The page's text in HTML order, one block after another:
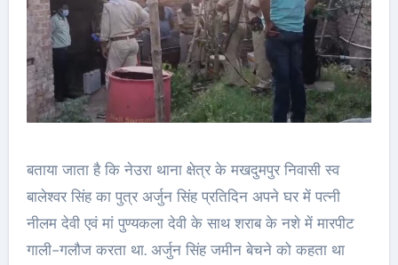
बताया जाता है कि नेउरा थाना क्षेत्र के मखदुमपुर निवासी स्व
बालेश्वर सिंह का पुत्र अर्जुन सिंह प्रतिदिन अपने घर में पत्नी
नीलम देवी एवं मां पुण्यकला देवी के साथ शराब के नशे में मारपीट
गाली-गलौज करता था. अर्जुन सिंह जमीन बेचने को कहता था